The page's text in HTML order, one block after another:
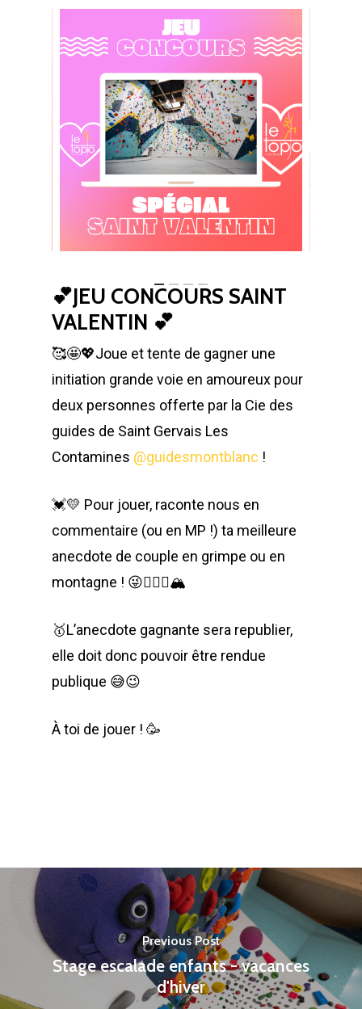
💕JEU CONCOURS SAINT
VALENTIN 💕
🥰🤩💖Joue et tente de gagner une
initiation grande voie en amoureux pour
deux personnes offerte par la Cie des
guides de Saint Gervais Les
Contamines @guidesmontblanc !
💓💛 Pour jouer, raconte nous en
commentaire (ou en MP !) ta meilleure
anecdote de couple en grimpe ou en
montagne ! 😜👩‍❤️‍👨🏔️
🥇L’anecdote gagnante sera republier,
elle doit donc pouvoir être rendue
publique 😅😉
À toi de jouer ! 🥳
Previous Post
Stage escalade enfants - vacances
d'hiver